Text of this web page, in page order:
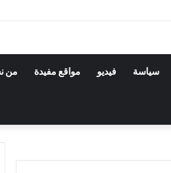
سياسة فيديو مواقع مفيدة من